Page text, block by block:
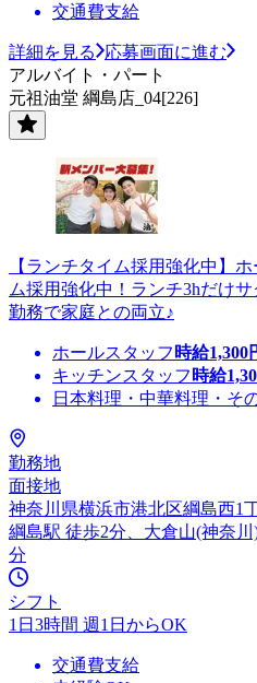
交通費支給
詳細を見る
応募画面に進む
アルバイト・パート
元祖油堂 綱島店_04[226]
【ランチタイム採用強化中】
ム採用強化中！ランチ3hだけ
勤務で家庭との両立♪
ホールスタッフ 時給1,300
キッチンスタッフ 時給
日本料理・中華料理・そ
勤務地
面接地
神奈川県横浜市港北区綱島西1
綱島駅 徒歩2分、大倉山(神奈
分
シフト
1日3時間 週1日からOK
交通費支給